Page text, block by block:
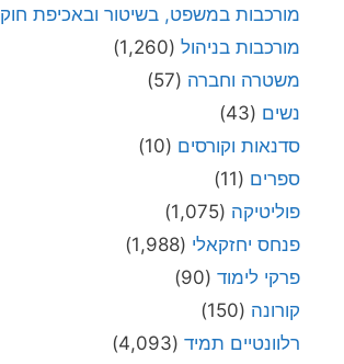
מורכבות במשפט, בשיטור ובאכיפת חוק
מורכבות בניהול (1,260)
משטרה וחברה (57)
נשים (43)
סדנאות וקורסים (10)
ספרים (11)
פוליטיקה (1,075)
פנחס יחזקאלי (1,988)
פרקי לימוד (90)
קורונה (150)
רלוונטיים תמיד (4,093)